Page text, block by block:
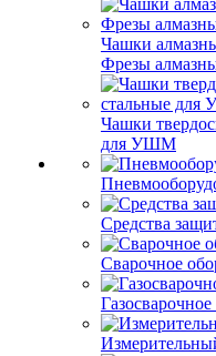
Чашки
Фрезы
Чашки
для УШМ
Средства
Сварочное